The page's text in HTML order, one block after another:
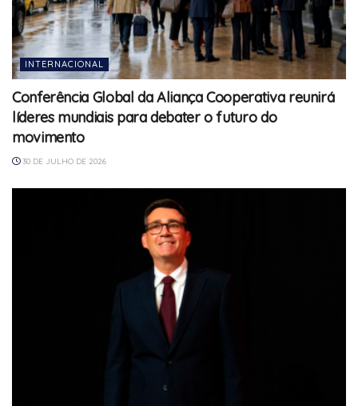
INTERNACIONAL
Conferência Global da Aliança Cooperativa reunirá
líderes mundiais para debater o futuro do
movimento
30 DE JULHO DE 2026